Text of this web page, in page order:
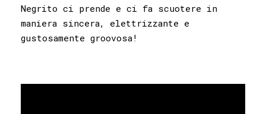
Negrito ci prende e ci fa scuotere in
maniera sincera, elettrizzante e
gustosamente groovosa!